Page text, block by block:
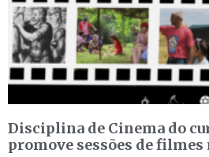
Disciplina de Cinema do
promove sessões de filmes